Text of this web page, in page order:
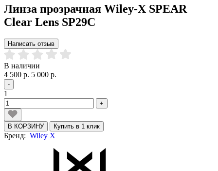
Линза прозрачная Wiley-X SPEAR
Clear Lens SP29C
Написать отзыв
В наличии
4 500 р. 5 000 р.
-
1
+
В КОРЗИНУ Купить в 1 клик
Бренд: Wiley X